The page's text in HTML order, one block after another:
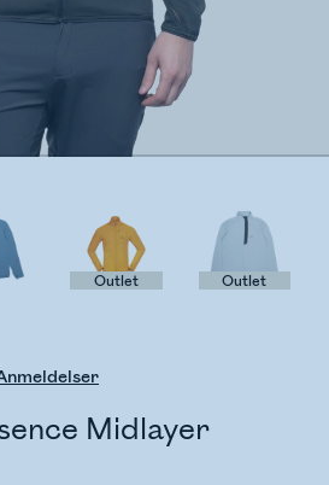
Midlayer
Outlet Outlet